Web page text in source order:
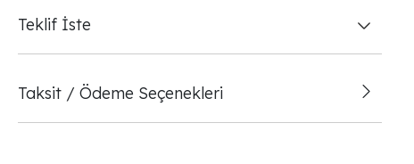
Teklif İste
Taksit / Ödeme Seçenekleri